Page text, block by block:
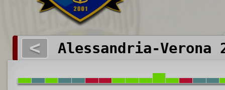
< Alessandria-Verona